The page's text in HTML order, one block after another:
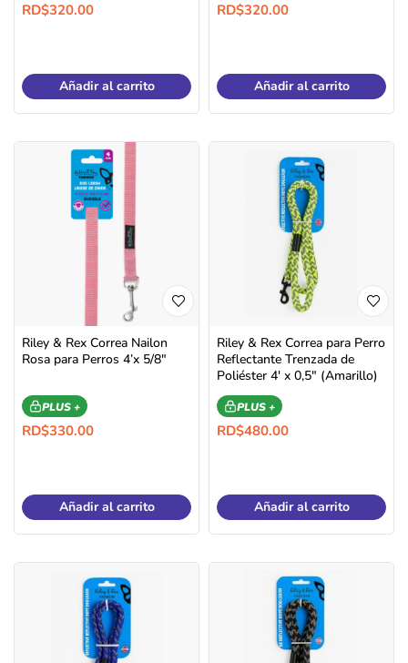
RD$320.00
Añadir al carrito
RD$320.00
Añadir al carrito
Riley & Rex Correa Nailon
Rosa para Perros 4’x 5/8″
PLUS +
RD$330.00
Añadir al carrito
Riley & Rex Correa para Perro
Reflectante Trenzada de
Poliéster 4′ x 0,5″ (Amarillo)
PLUS +
RD$480.00
Añadir al carrito